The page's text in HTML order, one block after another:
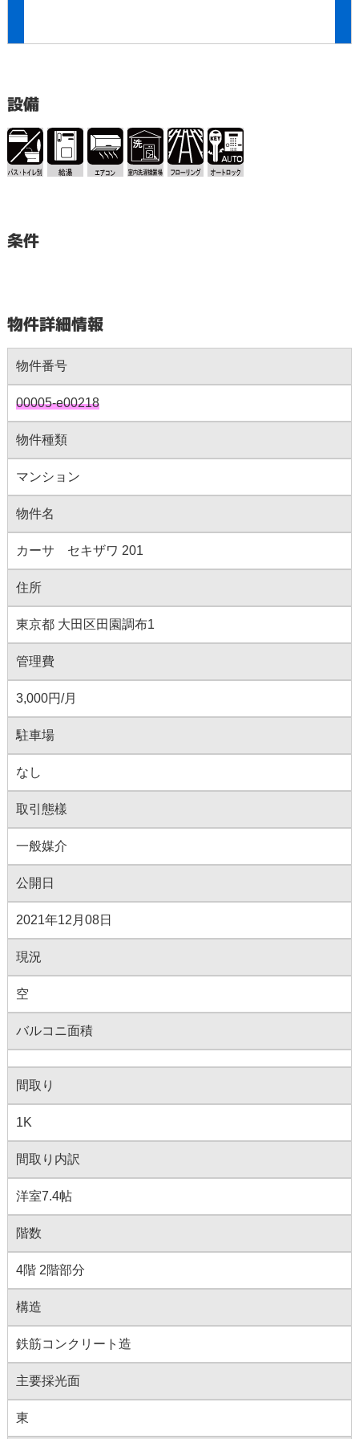
設備
条件
物件詳細情報
物件番号
00005-e00218
物件種類
マンション
物件名
カーサ セキザワ 201
住所
東京都 大田区田園調布1
管理費
3,000円/月
駐車場
なし
取引態樣
一般媒介
公開日
2021年12月08日
現況
空
バルコニ面積
間取り
1K
間取り内訳
洋室7.4帖
階数
4階 2階部分
構造
鉄筋コンクリート造
主要採光面
東